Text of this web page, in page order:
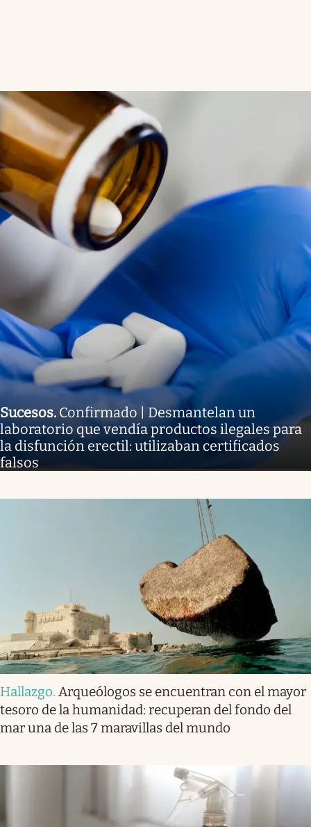
Sucesos. Confirmado | Desmantelan un
laboratorio que vendía productos ilegales para
la disfunción erectil: utilizaban certificados
falsos
Hallazgo. Arqueólogos se encuentran con el mayor
tesoro de la humanidad: recuperan del fondo del
mar una de las 7 maravillas del mundo